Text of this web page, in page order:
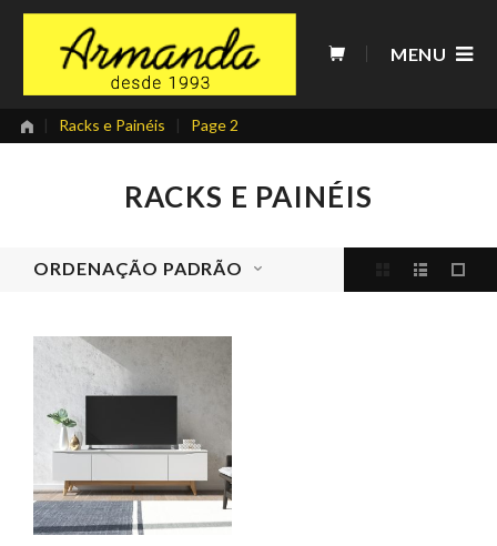
Skip
content
MENU
| Racks e Painéis | Page 2
RACKS E PAINÉIS
ORDENAÇÃO PADRÃO